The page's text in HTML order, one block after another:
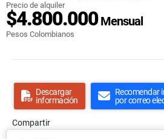
Precio de alquiler
$4.800.000Mensual
Pesos Colombianos
Descargar
información
Recomendar
por correo
Compartir